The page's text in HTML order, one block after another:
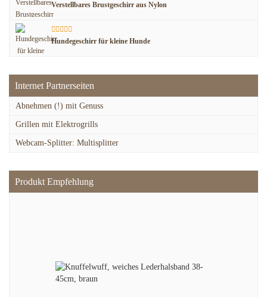
Verstellbares Brustgeschirr aus Nylon
Hundegeschirr für kleine Hunde
Internet Partnerseiten
Abnehmen (!) mit Genuss
Grillen mit Elektrogrills
Webcam-Splitter: Multisplitter
Produkt Empfehlung